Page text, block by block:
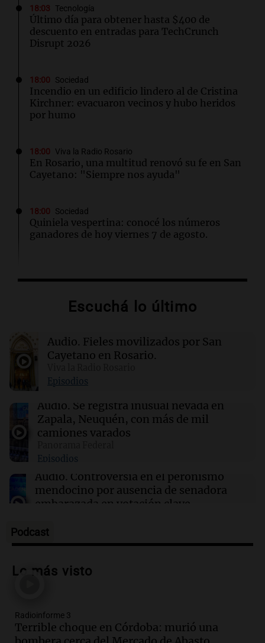
18:03 Tecnología
Último día para obtener hasta $400 de
descuento en entradas para TechCrunch
Disrupt 2026
18:00 Sociedad
Incendio en un edificio lindero al de Cristina
Kirchner: evacuaron vecinos y hubo heridos
por humo
18:00 Viva la Radio Rosario
En Rosario, una multitud renovó su fe en San
Cayetano: "Siempre nos ayuda"
18:00 Sociedad
Quiniela vespertina: conocé los números
ganadores de hoy viernes 7 de agosto.
La insólita charla entre un gomero y Facundo
TC Pick Up: Las "Chatas del Campo
Argentino" vuelven al Autódromo Cabalén en
Octubre.
17:32 Ciencia
Estudio en la Antártida revela riesgos sociales
para astronautas en misiones prolongadas
17:31 Ciencia
Científicos de UCLA logran guiar el calor como
si fuera luz a temperatura ambiente
Escuchá lo último
Audio. Fieles movilizados por San
Cayetano en Rosario.
Episodios
Audio. Se registra inusual nevada en
Zapala, Neuquén, con más de mil
camiones varados
Episodios
Audio. Controversia en el peronismo
mendocino por ausencia de senadora
embarazada en votación clave
Episodios
Audio.Mateo Bouniba, joven de Villa
en Estados Unidos
Audio.Fieles celebran a San Cayetano
en Córdoba pidiendo pan, paz y trabajo
Podcast
Lo más visto
Radioinforme 3
Terrible choque en Córdoba: murió una